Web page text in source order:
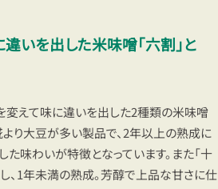
いを出した米味噌「六割」と
変えて味に違いを出した2種類の米味噌
より大豆が多い製品で、2年以上の熟成に
た味わいが特徴となっています。また「十
、1年未満の熟成。芳醇で上品な甘さに仕